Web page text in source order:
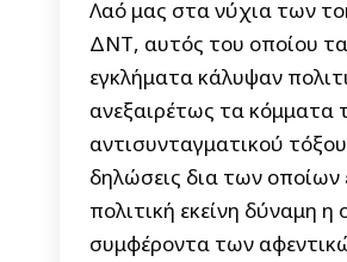
Λαό μας στα νύχια των
ΔΝΤ, αυτός του οποίου τα
εγκλήματα κάλυψαν
ανεξαιρέτως τα κόμματα
αντισυνταγματικού
δηλώσεις δια των οποίων
πολιτική εκείνη δύναμη η
συμφέροντα των